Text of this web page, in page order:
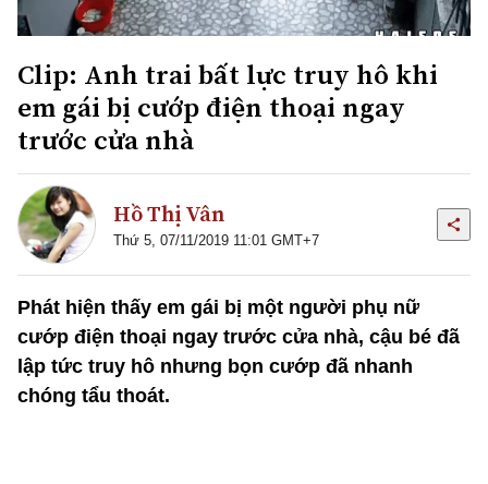
Clip: Anh trai bất lực truy hô khi
em gái bị cướp điện thoại ngay
trước cửa nhà
Hồ Thị Vân
Thứ 5, 07/11/2019 11:01 GMT+7
Phát hiện thấy em gái bị một người phụ nữ
cướp điện thoại ngay trước cửa nhà, cậu bé đã
lập tức truy hô nhưng bọn cướp đã nhanh
chóng tẩu thoát.